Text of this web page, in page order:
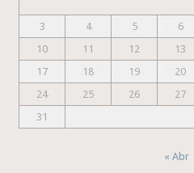
3
4 5 6
10
11 12 13
17
18 19 20
24
25 26 27
31
« Abr